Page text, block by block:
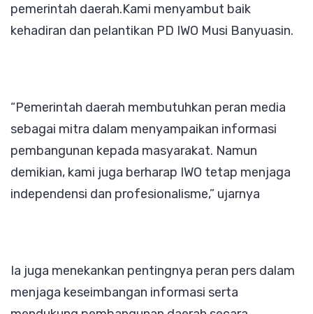
pemerintah daerah.Kami menyambut baik
kehadiran dan pelantikan PD IWO Musi Banyuasin.
“Pemerintah daerah membutuhkan peran media
sebagai mitra dalam menyampaikan informasi
pembangunan kepada masyarakat. Namun
demikian, kami juga berharap IWO tetap menjaga
independensi dan profesionalisme,” ujarnya
Ia juga menekankan pentingnya peran pers dalam
menjaga keseimbangan informasi serta